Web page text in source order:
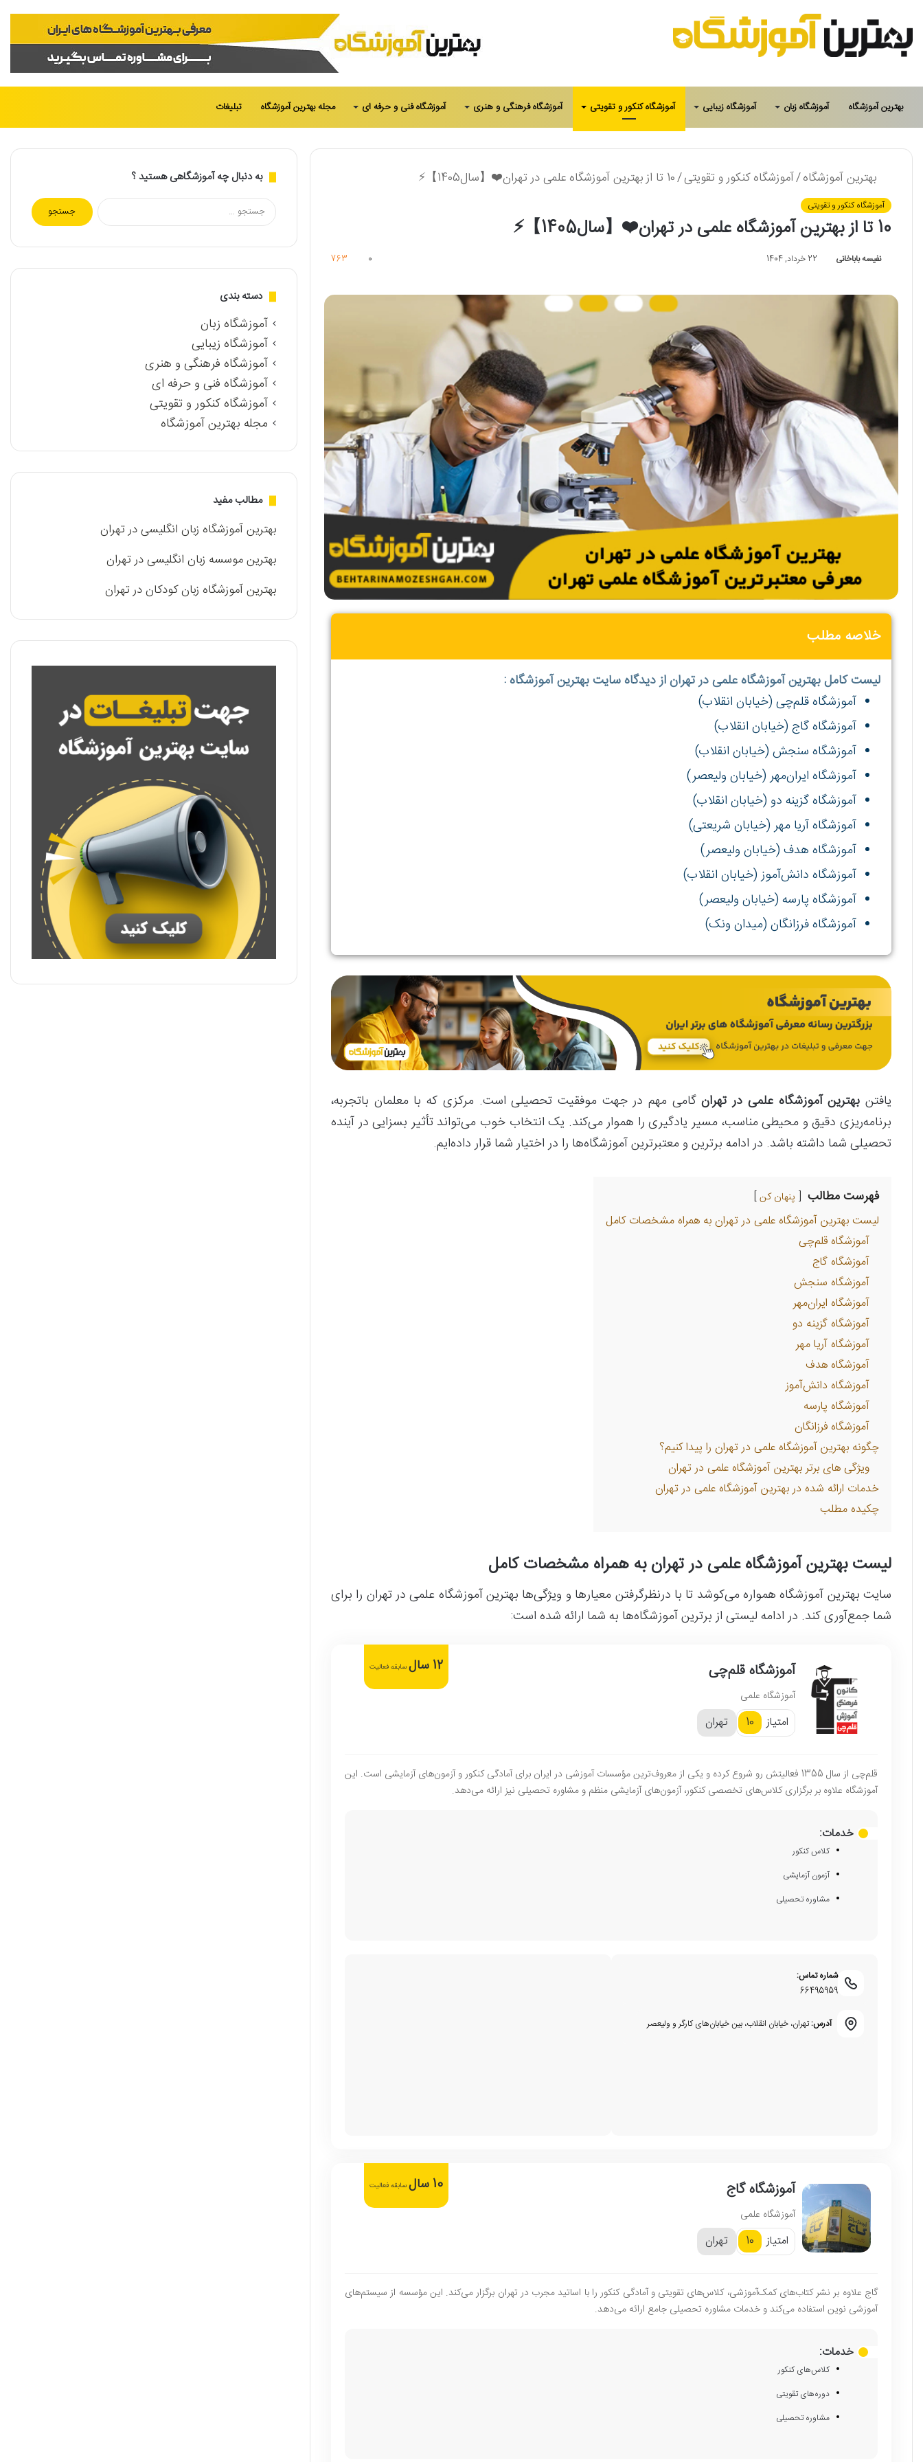
بهترین آموزشگاه آموزشگاه زبان آموزشگاه زیبایی آموزشگاه کنکور و تقویتی آموزشگاه فرهنگی و هنری آموزشگاه فنی و حرفه ای مجله بهترین آموزشگاه تبلیغات
پوسته
بهترین آموزشگاه/آموزشگاه کنکور و تقویتی/10 تا از بهترین آموزشگاه علمی در تهران❤️【سال1405】⚡
آموزشگاه کنکور و تقویتی
10 تا از بهترین آموزشگاه علمی در تهران❤️【سال1405】⚡
نفیسه باباخانی 22 خرداد, 1404 0
763
خلاصه مطلب
لیست کامل بهترین آموزشگاه علمی در تهران از دیدگاه سایت بهترین آموزشگاه :
آموزشگاه قلم‌چی (خیابان انقلاب)
آموزشگاه گاج (خیابان انقلاب)
آموزشگاه سنجش (خیابان انقلاب)
آموزشگاه ایران‌مهر (خیابان ولیعصر)
آموزشگاه گزینه دو (خیابان انقلاب)
آموزشگاه آریا مهر (خیابان شریعتی)
آموزشگاه هدف (خیابان ولیعصر)
آموزشگاه دانش‌آموز (خیابان انقلاب)
آموزشگاه پارسه (خیابان ولیعصر)
آموزشگاه فرزانگان (میدان ونک)
یافتن بهترین آموزشگاه علمی در تهرانگامی مهم در جهت موفقیت تحصیلی است. مرکزی که با معلمان باتجربه،
برنامه‌ریزی دقیق و محیطی مناسب، مسیر یادگیری را هموار می‌کند. یک انتخاب خوب می‌تواند تأثیر بسزایی در آینده
تحصیلی شما داشته باشد. در ادامه برترین و معتبرترین آموزشگاه‌ها را در اختیار شما قرار داده‌ایم.
فهرست مطالب پنهان کن
لیست بهترین آموزشگاه علمی در تهران به همراه مشخصات کامل
آموزشگاه قلم‌چی
آموزشگاه گاج
آموزشگاه سنجش
آموزشگاه ایران‌مهر
آموزشگاه گزینه دو
آموزشگاه آریا مهر
آموزشگاه هدف
آموزشگاه دانش‌آموز
آموزشگاه پارسه
آموزشگاه فرزانگان
چگونه بهترین آموزشگاه علمی در تهران را پیدا کنیم؟
ویژگی های برتر بهترین آموزشگاه علمی در تهران
خدمات ارائه شده در بهترین آموزشگاه علمی در تهران
چکیده مطلب
لیست بهترین آموزشگاه علمی در تهران به همراه مشخصات کامل
سایت بهترین آموزشگاه همواره می‌کوشد تا با درنظرگرفتن معیارها و ویژگی‌ها بهترین آموزشگاه علمی در تهران را برای
شما جمع‌آوری کند. در ادامه لیستی از برترین آموزشگاه‌ها به شما ارائه شده است:
آموزشگاه قلم‌چی
آموزشگاه علمی
امتیاز 10 تهران
12 سال سابقه فعالیت
قلم‌چی از سال 1355 فعالیتش رو شروع کرده و یکی از معروف‌ترین مؤسسات آموزشی در ایران برای آمادگی کنکور و آزمون‌های آزمایشی است. این
آموزشگاه علاوه بر برگزاری کلاس‌های تخصصی کنکور، آزمون‌های آزمایشی منظم و مشاوره تحصیلی نیز ارائه می‌دهد.
خدمات:
کلاس کنکور
آزمون آزمایشی
مشاوره تحصیلی
شماره تماس:
66495959
آدرس:تهران، خیابان انقلاب، بین خیابان‌های کارگر و ولیعصر
آموزشگاه گاج
آموزشگاه علمی
امتیاز 10 تهران
10 سال سابقه فعالیت
گاج علاوه بر نشر کتاب‌های کمک‌آموزشی، کلاس‌های تقویتی و آمادگی کنکور را با اساتید مجرب در تهران برگزار می‌کند. این مؤسسه از سیستم‌های
آموزشی نوین استفاده می‌کند و خدمات مشاوره تحصیلی جامع ارائه می‌دهد.
خدمات:
کلاس‌های کنکور
دوره‌های تقویتی
مشاوره تحصیلی
به دنبال چه آموزشگاهی هستید ؟
جستجو
برای:
دسته بندی
آموزشگاه زبان
آموزشگاه زیبایی
آموزشگاه فرهنگی و هنری
آموزشگاه فنی و حرفه ای
آموزشگاه کنکور و تقویتی
مجله بهترین آموزشگاه
مطالب مفید
بهترین آموزشگاه زبان انگلیسی در تهران
بهترین موسسه زبان انگلیسی در تهران
بهترین آموزشگاه زبان کودکان در تهران